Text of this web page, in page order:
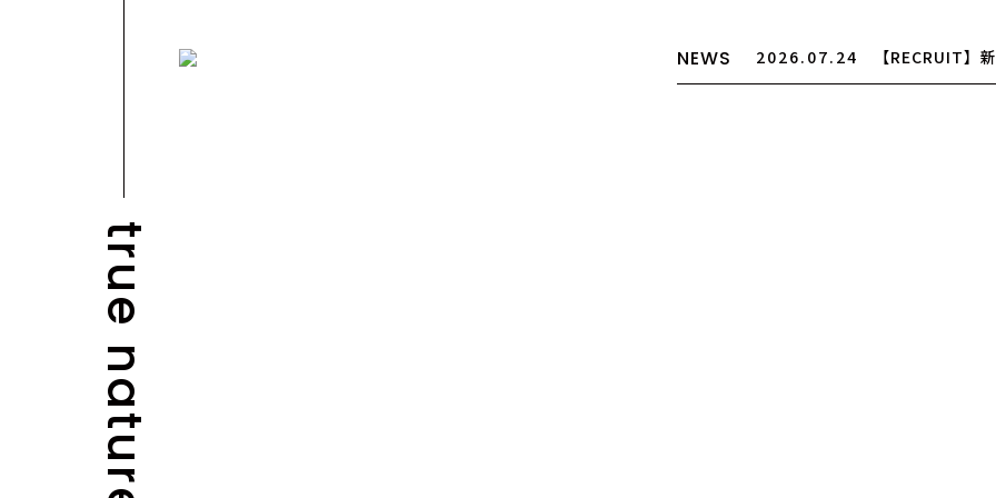
NEWS 2026.03.25
【大切なお知
制度廃止について
true nature